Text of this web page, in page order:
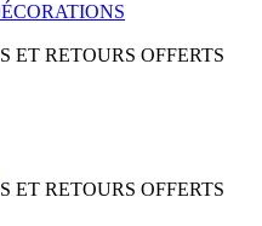
ET RETOURS OFFERTS
ET RETOURS OFFERTS